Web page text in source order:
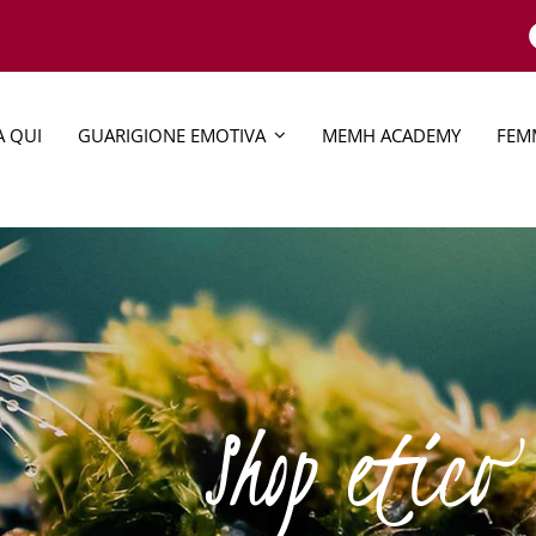
QUI GUARIGIONE EMOTIVA MEMH ACADEMY
Shop